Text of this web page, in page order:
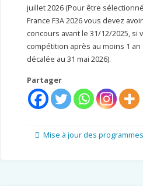
juillet 2026 (Pour être
France F3A 2026 vous devez
concours avant le 31/12/2025, si
compétition après au moins 1
décalée au 31 mai 2026).
Partager
Mise à jour des